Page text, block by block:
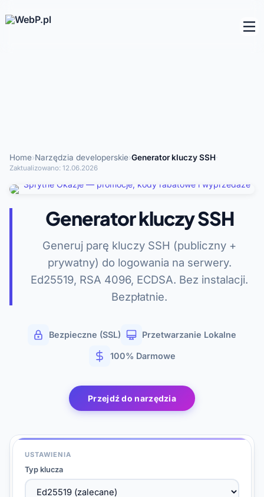
Home›Narzędzia developerskie›Generator kluczy SSH·
Zaktualizowano: 12.06.2026
Generator kluczy SSH
Generuj parę kluczy SSH (publiczny +
prywatny) do logowania na serwery.
Ed25519, RSA 4096, ECDSA. Bez instalacji.
Bezpłatnie.
Bezpieczne (SSL) Przetwarzanie Lokalne
100% Darmowe
Przejdź do narzędzia
USTAWIENIA
Typ klucza